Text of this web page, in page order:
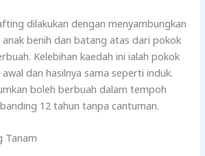
dilakukan dengan menyambungkan
benih dan batang atas dari pokok
Kelebihan kaedah ini ialah pokok
dan hasilnya sama seperti induk.
boleh berbuah dalam tempoh
12 tahun tanpa cantuman.
Tanam